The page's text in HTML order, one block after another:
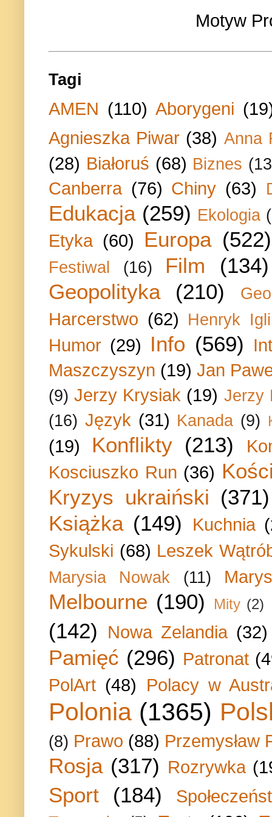
Motyw
Tagi
AMEN (110) Aborygeni
Agnieszka Piwar (38) Anna
(28) Białoruś (68) Biznes
Canberra (76) Chiny (63)
Edukacja (259) Ekologia
Etyka (60) Europa (522)
Festiwal (16) Film
(134)
Geopolityka
(210)
Harcerstwo (62) Henryk
Humor (29) Info (569)
Maszczyszyn (19) Jan
(9) Jerzy Krysiak (19) Jerzy
(16) Język (31) Kanada (9)
(19) Konflikty (213)
Kosciuszko Run (36)
Kryzys ukraiński (371)
Książka (149) Kuchnia
Sykulski (68) Leszek
Marysia Nowak (11)
Melbourne (190) Mity (2)
(142) Nowa Zelandia (32)
Pamięć (296) Patronat
PolArt (48) Polacy w
Polonia (1365)
(8) Prawo (88) Przemysław
Rosja (317) Rozrywka
Sport (184)